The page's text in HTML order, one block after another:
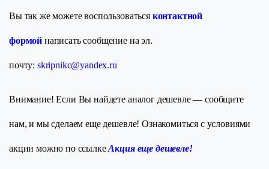
Вы так же можете воспользоваться контактной
формой написать сообщение на эл.
почту: skripnikc@yandex.ru
Внимание! Если Вы найдете аналог дешевле — сообщите
нам, и мы сделаем еще дешевле! Ознакомиться с условиями
акции можно по ссылкеАкция еще дешевле!